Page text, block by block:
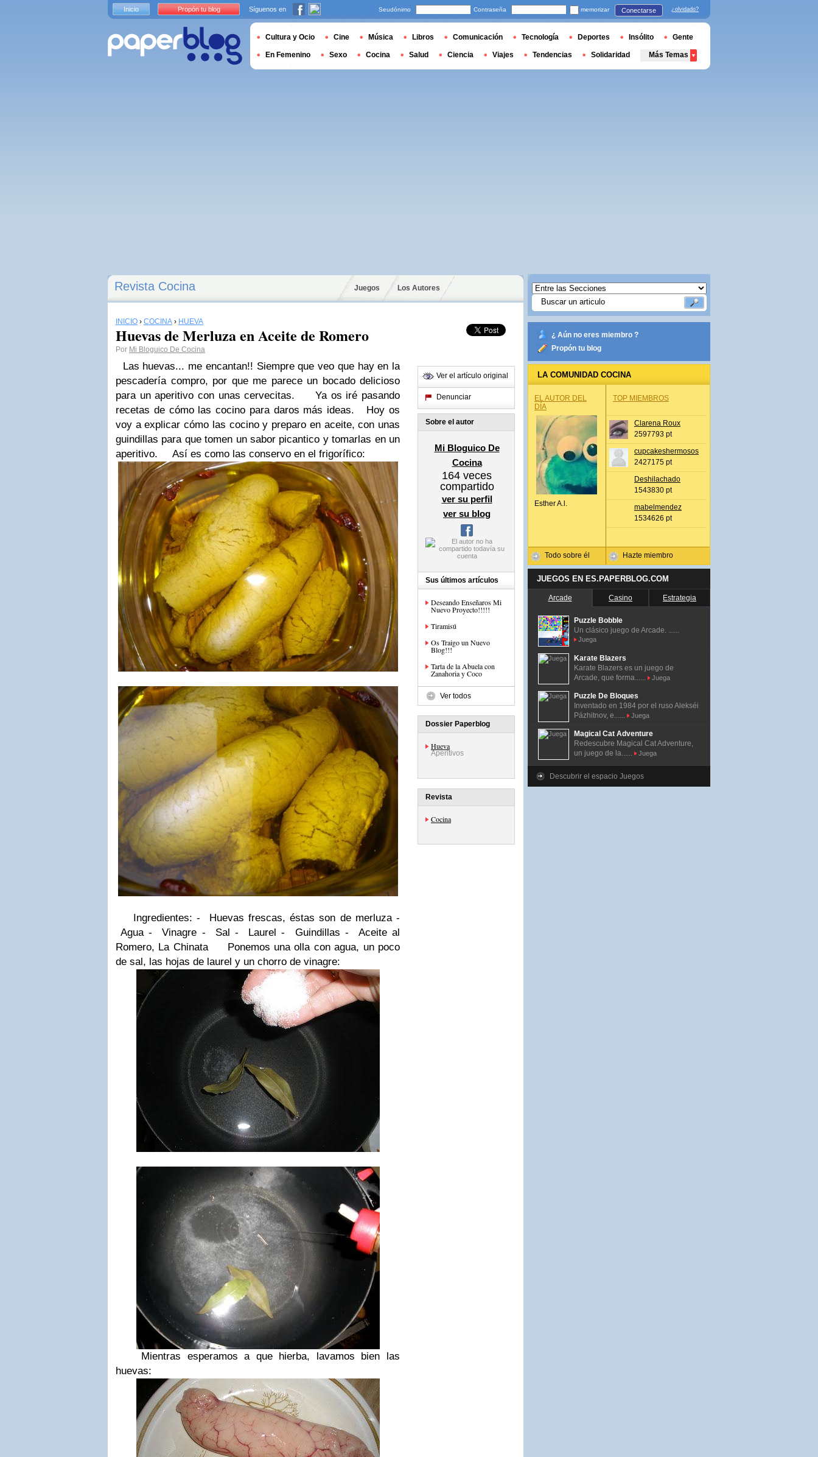
Revista Cocina Juegos Los Autores
INICIO › COCINA › HUEVA
Huevas de Merluza en Aceite de Romero
Por Mi Bloguico De Cocina
Las huevas... me encantan!! Siempre que veo que hay en la
pescadería compro, por que me parece un bocado delicioso
para un aperitivo con unas cervecitas.
Ya os iré pasando
recetas de cómo las cocino para daros más ideas.
Hoy os
voy a explicar cómo las cocino y preparo en aceite, con unas
guindillas para que tomen un sabor picantico y tomarlas en un
aperitivo.
Así es como las conservo en el frigorífico:
Ingredientes: - Huevas frescas, éstas son de merluza -
Agua - Vinagre - Sal - Laurel - Guindillas - Aceite al
Romero, La Chinata
Ponemos una olla con agua, un poco
de sal, las hojas de laurel y un chorro de vinagre:
Mientras esperamos a que hierba, lavamos bien las
huevas:
Ver el artículo original
Denunciar
Sobre el autor
Mi Bloguico De
Cocina
164 veces
compartido
ver su perfil
ver su blog
Sus últimos artículos
Deseando Enseñaros Mi
Nuevo Proyecto!!!!!
Tiramisú
Os Traigo un Nuevo
Blog!!!
Tarta de la Abuela con
Zanahoria y Coco
Ver todos
Dossier Paperblog
Hueva
Aperitivos
Revista
Cocina
¿ Aún no eres miembro ?
Propón tu blog
LA COMUNIDAD COCINA
EL AUTOR DEL
DÍA
Esther A.l.
Todo sobre él
TOP MIEMBROS
Clarena Roux
2597793 pt
cupcakeshermosos
2427175 pt
Deshilachado
1543830 pt
mabelmendez
1534626 pt
Hazte miembro
JUEGOS EN ES.PAPERBLOG.COM
Arcade Casino Estrategia
Puzzle Bobble
Un clásico juego de Arcade. ......
Juega
Karate Blazers
Karate Blazers es un juego de
Arcade, que forma......
Juega
Puzzle De Bloques
Inventado en 1984 por el ruso Alekséi
Pázhitnov, e......
Juega
Magical Cat Adventure
Redescubre Magical Cat Adventure,
un juego de la......
Juega
Descubrir el espacio Juegos
Inicio Propón tu blog Síguenos en Seudónimo Contraseña memorizar Conectarse ¿olvidado?
Cultura y Ocio Cine Música Libros Comunicación Tecnología Deportes Insólito Gente
En Femenino Sexo Cocina Salud Ciencia Viajes Tendencias Solidaridad Más Temas